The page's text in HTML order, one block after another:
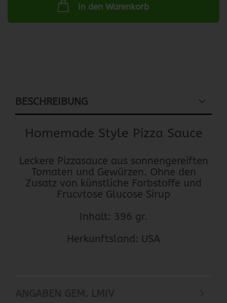
In den Warenkorb
BESCHREIBUNG
Homemade Style Pizza Sauce
Leckere Pizzasauce aus sonnengereiften
Tomaten und Gewürzen. Ohne den
Zusatz von künstliche Farbstoffe und
Frucvtose Glucose Sirup
Inhalt: 396 gr.
Herkunftsland: USA